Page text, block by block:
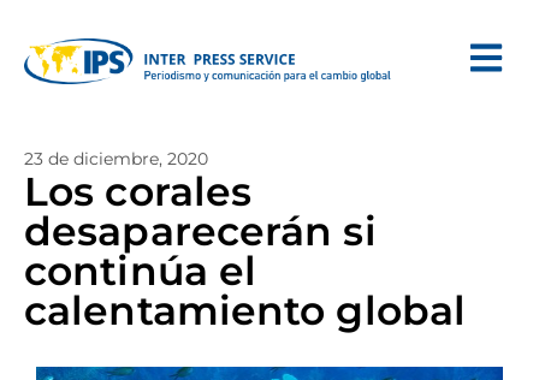
23 de diciembre, 2020
Los corales
desaparecerán si
continúa el
calentamiento global